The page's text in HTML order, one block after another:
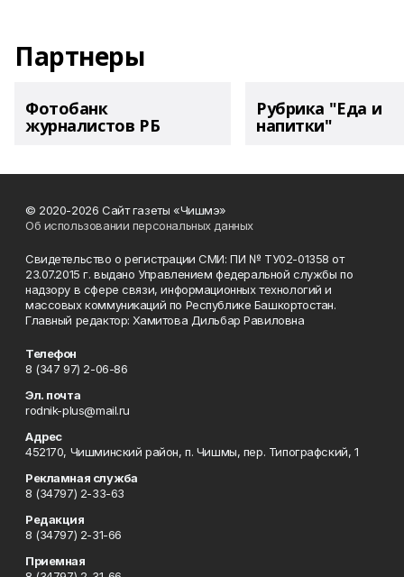
Партнеры
Фотобанк
журналистов РБ
Рубрика "Еда и
напитки"
© 2020-2026 Сайт газеты «Чишмэ»
Об использовании персональных данных
Свидетельство о регистрации СМИ: ПИ № ТУ02-01358 от
23.07.2015 г. выдано Управлением федеральной службы по
надзору в сфере связи, информационных технологий и
массовых коммуникаций по Республике Башкортостан.
Главный редактор: Хамитова Дильбар Равиловна
Телефон
8 (347 97) 2-06-86
Эл. почта
rodnik-plus@mail.ru
Адрес
452170, Чишминский район, п. Чишмы, пер. Типографский, 1
Рекламная служба
8 (34797) 2-33-63
Редакция
8 (34797) 2-31-66
Приемная